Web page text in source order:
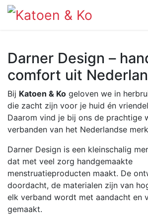
Darner Design –
comfort uit
Bij Katoen & Ko geloven we in
die zacht zijn voor je huid én
Daarom vind je bij ons de prachtige
verbanden van het Nederlandse merk
Darner Design is een kleinschalig
dat met veel zorg handgemaakte
menstruatieproducten maakt. De
doordacht, de materialen zijn van
elk verband wordt met aandacht en
gemaakt.